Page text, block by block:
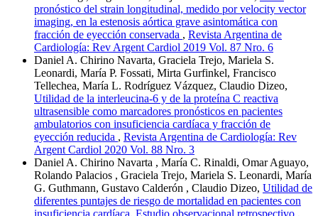
pronóstico del strain longitudinal, medido por velocity vector
imaging, en la estenosis aórtica grave asintomática con
fracción de eyección conservada , Revista Argentina de
Cardiología: Rev Argent Cardiol 2019 Vol. 87 Nro. 6
Daniel A. Chirino Navarta, Graciela Trejo, Mariela S.
Leonardi, María P. Fossati, Mirta Gurfinkel, Francisco
Tellechea, María L. Rodríguez Vázquez, Claudio Dizeo,
Utilidad de la interleucina-6 y de la proteína C reactiva
ultrasensible como marcadores pronósticos en pacientes
ambulatorios con insuficiencia cardíaca y fracción de
eyección reducida , Revista Argentina de Cardiología: Rev
Argent Cardiol 2020 Vol. 88 Nro. 3
Daniel A. Chirino Navarta , María C. Rinaldi, Omar Aguayo,
Rolando Palacios , Graciela Trejo, Mariela S. Leonardi, María
G. Guthmann, Gustavo Calderón , Claudio Dizeo, Utilidad de
diferentes puntajes de riesgo de mortalidad en pacientes con
insuficiencia cardíaca. Estudio observacional retrospectivo ,